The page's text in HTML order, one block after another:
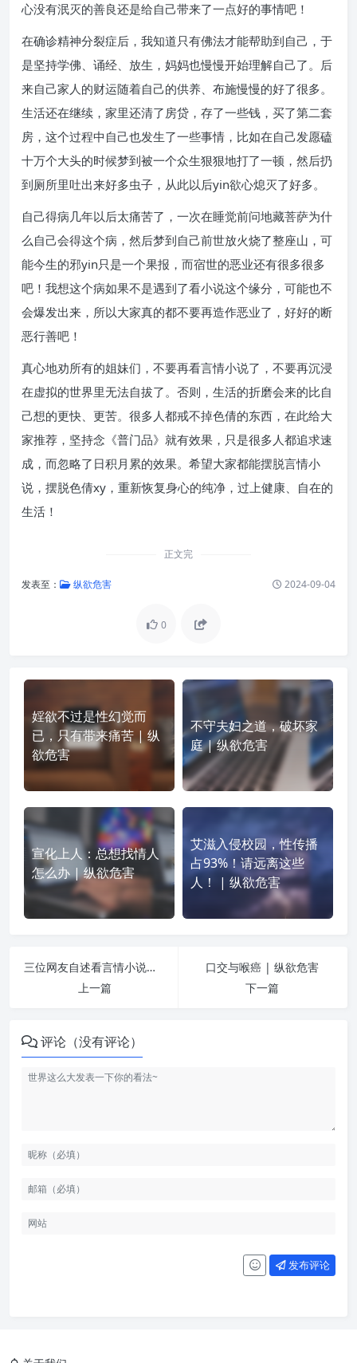
心没有泯灭的善良还是给自己带来了一点好的事情吧！
在确诊精神分裂症后，我知道只有佛法才能帮助到自己，于
是坚持学佛、诵经、放生，妈妈也慢慢开始理解自己了。后
来自己家人的财运随着自己的供养、布施慢慢的好了很多。
生活还在继续，家里还清了房贷，存了一些钱，买了第二套
房，这个过程中自己也发生了一些事情，比如在自己发愿磕
十万个大头的时候梦到被一个众生狠狠地打了一顿，然后扔
到厕所里吐出来好多虫子，从此以后yin欲心熄灭了好多。
自己得病几年以后太痛苦了，一次在睡觉前问地藏菩萨为什
么自己会得这个病，然后梦到自己前世放火烧了整座山，可
能今生的邪yin只是一个果报，而宿世的恶业还有很多很多
吧！我想这个病如果不是遇到了看小说这个缘分，可能也不
会爆发出来，所以大家真的都不要再造作恶业了，好好的断
恶行善吧！
真心地劝所有的姐妹们，不要再看言情小说了，不要再沉浸
在虚拟的世界里无法自拔了。否则，生活的折磨会来的比自
己想的更快、更苦。很多人都戒不掉色倩的东西，在此给大
家推荐，坚持念《普门品》就有效果，只是很多人都追求速
成，而忽略了日积月累的效果。希望大家都能摆脱言情小
说，摆脱色倩xy，重新恢复身心的纯净，过上健康、自在的
生活！
正文完
发表至： 纵欲危害 2024-09-04
0
婬欲不过是性幻觉而
已，只有带来痛苦 | 纵
欲危害
不守夫妇之道，破坏家
庭 | 纵欲危害
宣化上人：总想找情人
怎么办 | 纵欲危害
艾滋入侵校园，性传播
占93%！请远离这些
人！ | 纵欲危害
三位网友自述看言情小说带来的遭遇 | 纵欲危害
上一篇
口交与喉癌 | 纵欲危害
下一篇
评论（没有评论）
发布评论